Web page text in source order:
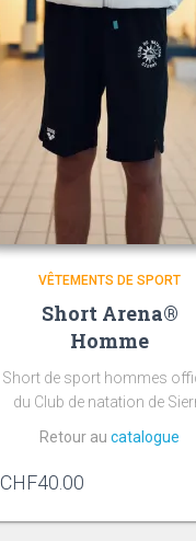
VÊTEMENTS DE SPORT
Short Arena®
Homme
Short de sport hommes
du Club de natation de
Retour au catalogue
CHF40.00